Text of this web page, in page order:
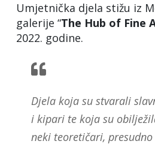
Umjetnička djela stižu iz
galerije “The Hub of Fine
2022. godine.
Djela koja su stvarali
i kipari te koja su
neki teoretičari,